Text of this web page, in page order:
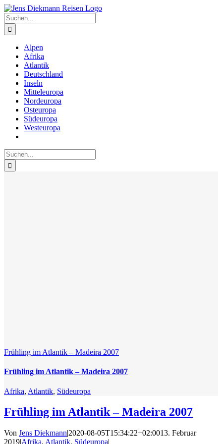
Zum
Inhalt
springen
Suche
nach:
Alpen
Afrika
Atlantik
Deutschland
Inseln
Mitteleuropa
Nordeuropa
Osteuropa
Südeuropa
Westeuropa
Suche
nach:
Frühling im Atlantik – Madeira 2007
Frühling im Atlantik – Madeira 2007
Afrika, Atlantik, Südeuropa
Frühling im Atlantik – Madeira 2007
Von Jens Diekmann|2020-08-05T15:34:22+02:0013. Februar
2019|Afrika, Atlantik, Südeuropa|